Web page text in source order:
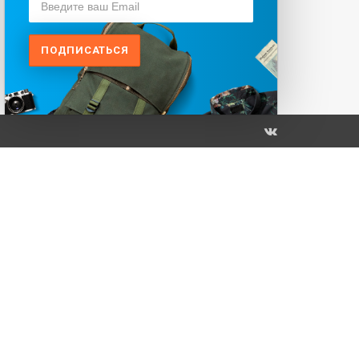
ПОДПИСАТЬСЯ